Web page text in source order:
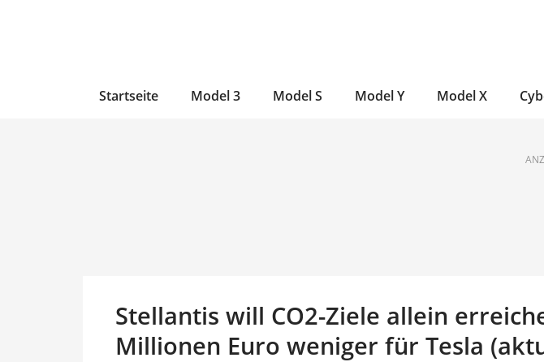
Startseite Model 3 Model S Model Y Model X
Stellantis will CO2-Ziele allein
Millionen Euro weniger für Tesla